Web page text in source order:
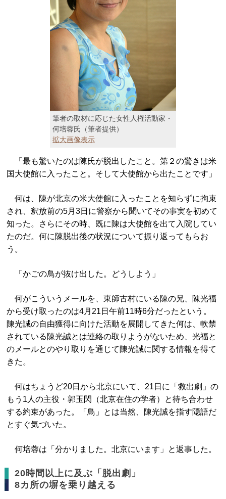
筆者の取材に応じた女性人権活動家・
何培蓉氏（筆者提供）
拡大画像表示
「最も驚いたのは陳氏が脱出したこと。第２の驚きは米
国大使館に入ったこと。そして大使館から出たことです」
何は、陳が北京の米大使館に入ったことを知らずに拘束
され、釈放前の5月3日に警察から聞いてその事実を初めて
知った。さらにその時、既に陳は大使館を出て入院してい
たのだ。何に陳脱出後の状況について振り返ってもらお
う。
「かごの鳥が抜け出した。どうしよう」
何がこういうメールを、東師古村にいる陳の兄、陳光福
から受け取ったのは4月21日午前11時6分だったという。
陳光誠の自由獲得に向けた活動を展開してきた何は、軟禁
されている陳光誠とは連絡の取りようがないため、光福と
のメールとのやり取りを通じて陳光誠に関する情報を得て
きた。
何はちょうど20日から北京にいて、21日に「救出劇」の
もう1人の主役・郭玉閃（北京在住の学者）と待ち合わせ
する約束があった。「鳥」とは当然、陳光誠を指す隠語だ
とすぐ気づいた。
何培蓉は「分かりました。北京にいます」と返事した。
20時間以上に及ぶ「脱出劇」
8カ所の塀を乗り越える